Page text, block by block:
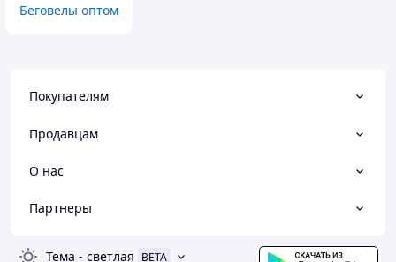
Беговелы оптом
Покупателям
Продавцам
О нас
Партнеры
Тема - светлая BETA